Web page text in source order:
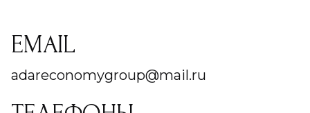
EMAIL
adareconomygroup@mail.ru